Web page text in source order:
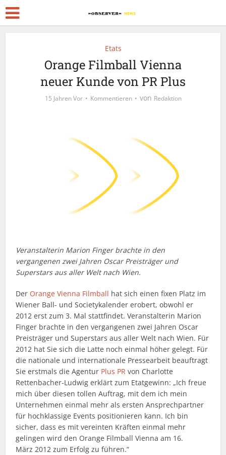
Etats
Orange Filmball Vienna
neuer Kunde von PR Plus
15 Jahren Vor Kommentieren von Redaktion
Veranstalterin Marion Finger brachte in den
vergangenen zwei Jahren Oscar Preisträger und
Superstars aus aller Welt nach Wien.
Der Orange Vienna Filmball hat sich einen fixen Platz im
Wiener Ball- und Societykalender erobert, obwohl er
2012 erst zum 3. Mal stattfindet. Veranstalterin Marion
Finger brachte in den vergangenen zwei Jahren Oscar
Preisträger und Superstars aus aller Welt nach Wien. Für
2012 hat Sie sich die Latte noch einmal höher gelegt. Für
die nationale und internationale Pressearbeit beauftragt
Sie erstmals die Agentur Plus PR von Charlotte
Rettenbacher-Ludwig erklärt zum Etatgewinn: „Ich freue
mich über diesen tollen Auftrag, mit dem ich mein
Unternehmen einmal mehr als ersten Ansprechpartner
für hochklassige Events positionieren kann. Ich bin
sicher, dass es mit vereinten Kräften einmal mehr
gelingen wird den Orange Filmball Vienna am 16.
März 2012 zum Erfolg zu führen.“